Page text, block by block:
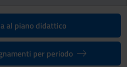
al piano didattico
per periodo